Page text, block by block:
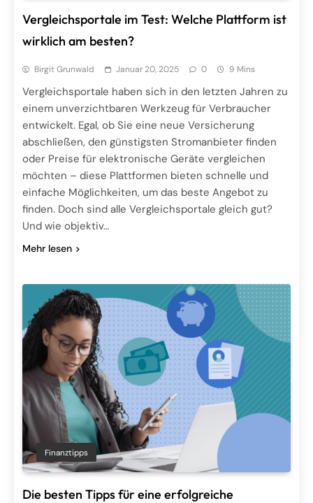
Vergleichsportale im Test: Welche Plattform ist
wirklich am besten?
Birgit Grunwald Januar 20, 2025 0 9 Mins
Vergleichsportale haben sich in den letzten Jahren zu
einem unverzichtbaren Werkzeug für Verbraucher
entwickelt. Egal, ob Sie eine neue Versicherung
abschließen, den günstigsten Stromanbieter finden
oder Preise für elektronische Geräte vergleichen
möchten – diese Plattformen bieten schnelle und
einfache Möglichkeiten, um das beste Angebot zu
finden. Doch sind alle Vergleichsportale gleich gut?
Und wie objektiv…
Mehr lesen
Finanztipps
Die besten Tipps für eine erfolgreiche